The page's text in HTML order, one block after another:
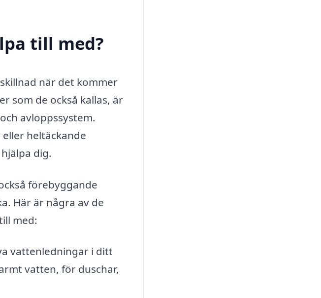
till med?
när det kommer
som de också kallas, är
avloppssystem.
heltäckande
dig.
förebyggande
Här är några av de
med:
vattenledningar i ditt
vatten, för duschar,